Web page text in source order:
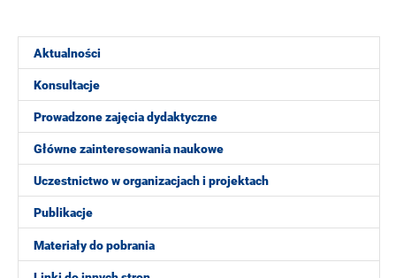
Aktualności
Konsultacje
Prowadzone zajęcia dydaktyczne
Główne zainteresowania naukowe
Uczestnictwo w organizacjach i projektach
Publikacje
Materiały do pobrania